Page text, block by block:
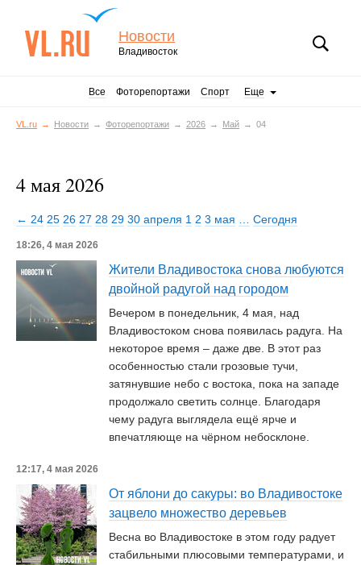
Новости
Владивосток
Все Фоторепортажи Спорт Еще
VL.ru Новости Фоторепортажи 2026 Май 04
4 мая 2026
← 24 25 26 27 28 29 30 апреля 1 2 3 мая Сегодня
18:26, 4 мая 2026
Жители Владивостока снова любуются
двойной радугой над городом
Вечером в понедельник, 4 мая, над
Владивостоком снова появилась радуга. На
некоторое время – даже две. В этот раз
особенностью стали грозовые тучи,
затянувшие небо с востока, пока на западе
продолжало светить солнце. Благодаря
чему радуга выглядела ещё ярче и
впечатляюще на чёрном небосклоне.
12:17, 4 мая 2026
От яблони до сакуры: во Владивостоке
зацвело множество деревьев
Весна во Владивостоке в этом году радует
стабильными плюсовыми температурами, и